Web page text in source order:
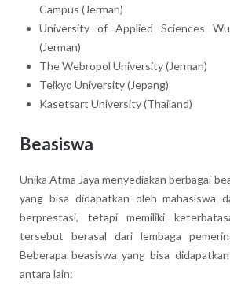
Campus (Jerman)
University of Applied Sciences
(Jerman)
The Webropol University (Jerman)
Teikyo University (Jepang)
Kasetsart University (Thailand)
Beasiswa
Unika Atma Jaya menyediakan berbagai
yang bisa didapatkan oleh mahasiswa
berprestasi, tetapi memiliki
tersebut berasal dari lembaga
Beberapa beasiswa yang bisa
antara lain: